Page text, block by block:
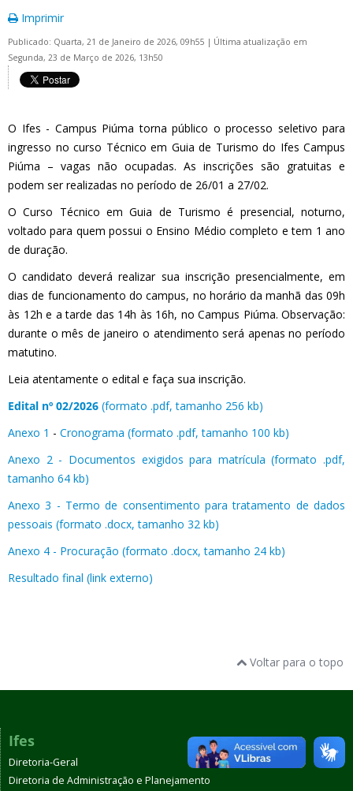
Imprimir
Publicado: Quarta, 21 de Janeiro de 2026, 09h55 | Última atualização em
Segunda, 23 de Março de 2026, 13h50
O Ifes - Campus Piúma torna público o processo seletivo para
ingresso no curso Técnico em Guia de Turismo do Ifes Campus
Piúma – vagas não ocupadas. As inscrições são gratuitas e
podem ser realizadas no período de 26/01 a 27/02.
O Curso Técnico em Guia de Turismo é presencial, noturno,
voltado para quem possui o Ensino Médio completo e tem 1 ano
de duração.
O candidato deverá realizar sua inscrição presencialmente, em
dias de funcionamento do campus, no horário da manhã das 09h
às 12h e a tarde das 14h às 16h, no Campus Piúma. Observação:
durante o mês de janeiro o atendimento será apenas no período
matutino.
Leia atentamente o edital e faça sua inscrição.
Edital nº 02/2026 (formato .pdf, tamanho 256 kb)
Anexo 1 - Cronograma (formato .pdf, tamanho 100 kb)
Anexo 2 - Documentos exigidos para matrícula (formato .pdf,
tamanho 64 kb)
Anexo 3 - Termo de consentimento para tratamento de dados
pessoais (formato .docx, tamanho 32 kb)
Anexo 4 - Procuração (formato .docx, tamanho 24 kb)
Resultado final (link externo)
Voltar para o topo
Ifes
Diretoria-Geral
Diretoria de Administração e Planejamento